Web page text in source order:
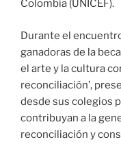
Colombia (UNICEF).
Durante el
ganadoras de la
el arte y la cultura
reconciliación’,
desde sus colegios
contribuyan a la
reconciliación y